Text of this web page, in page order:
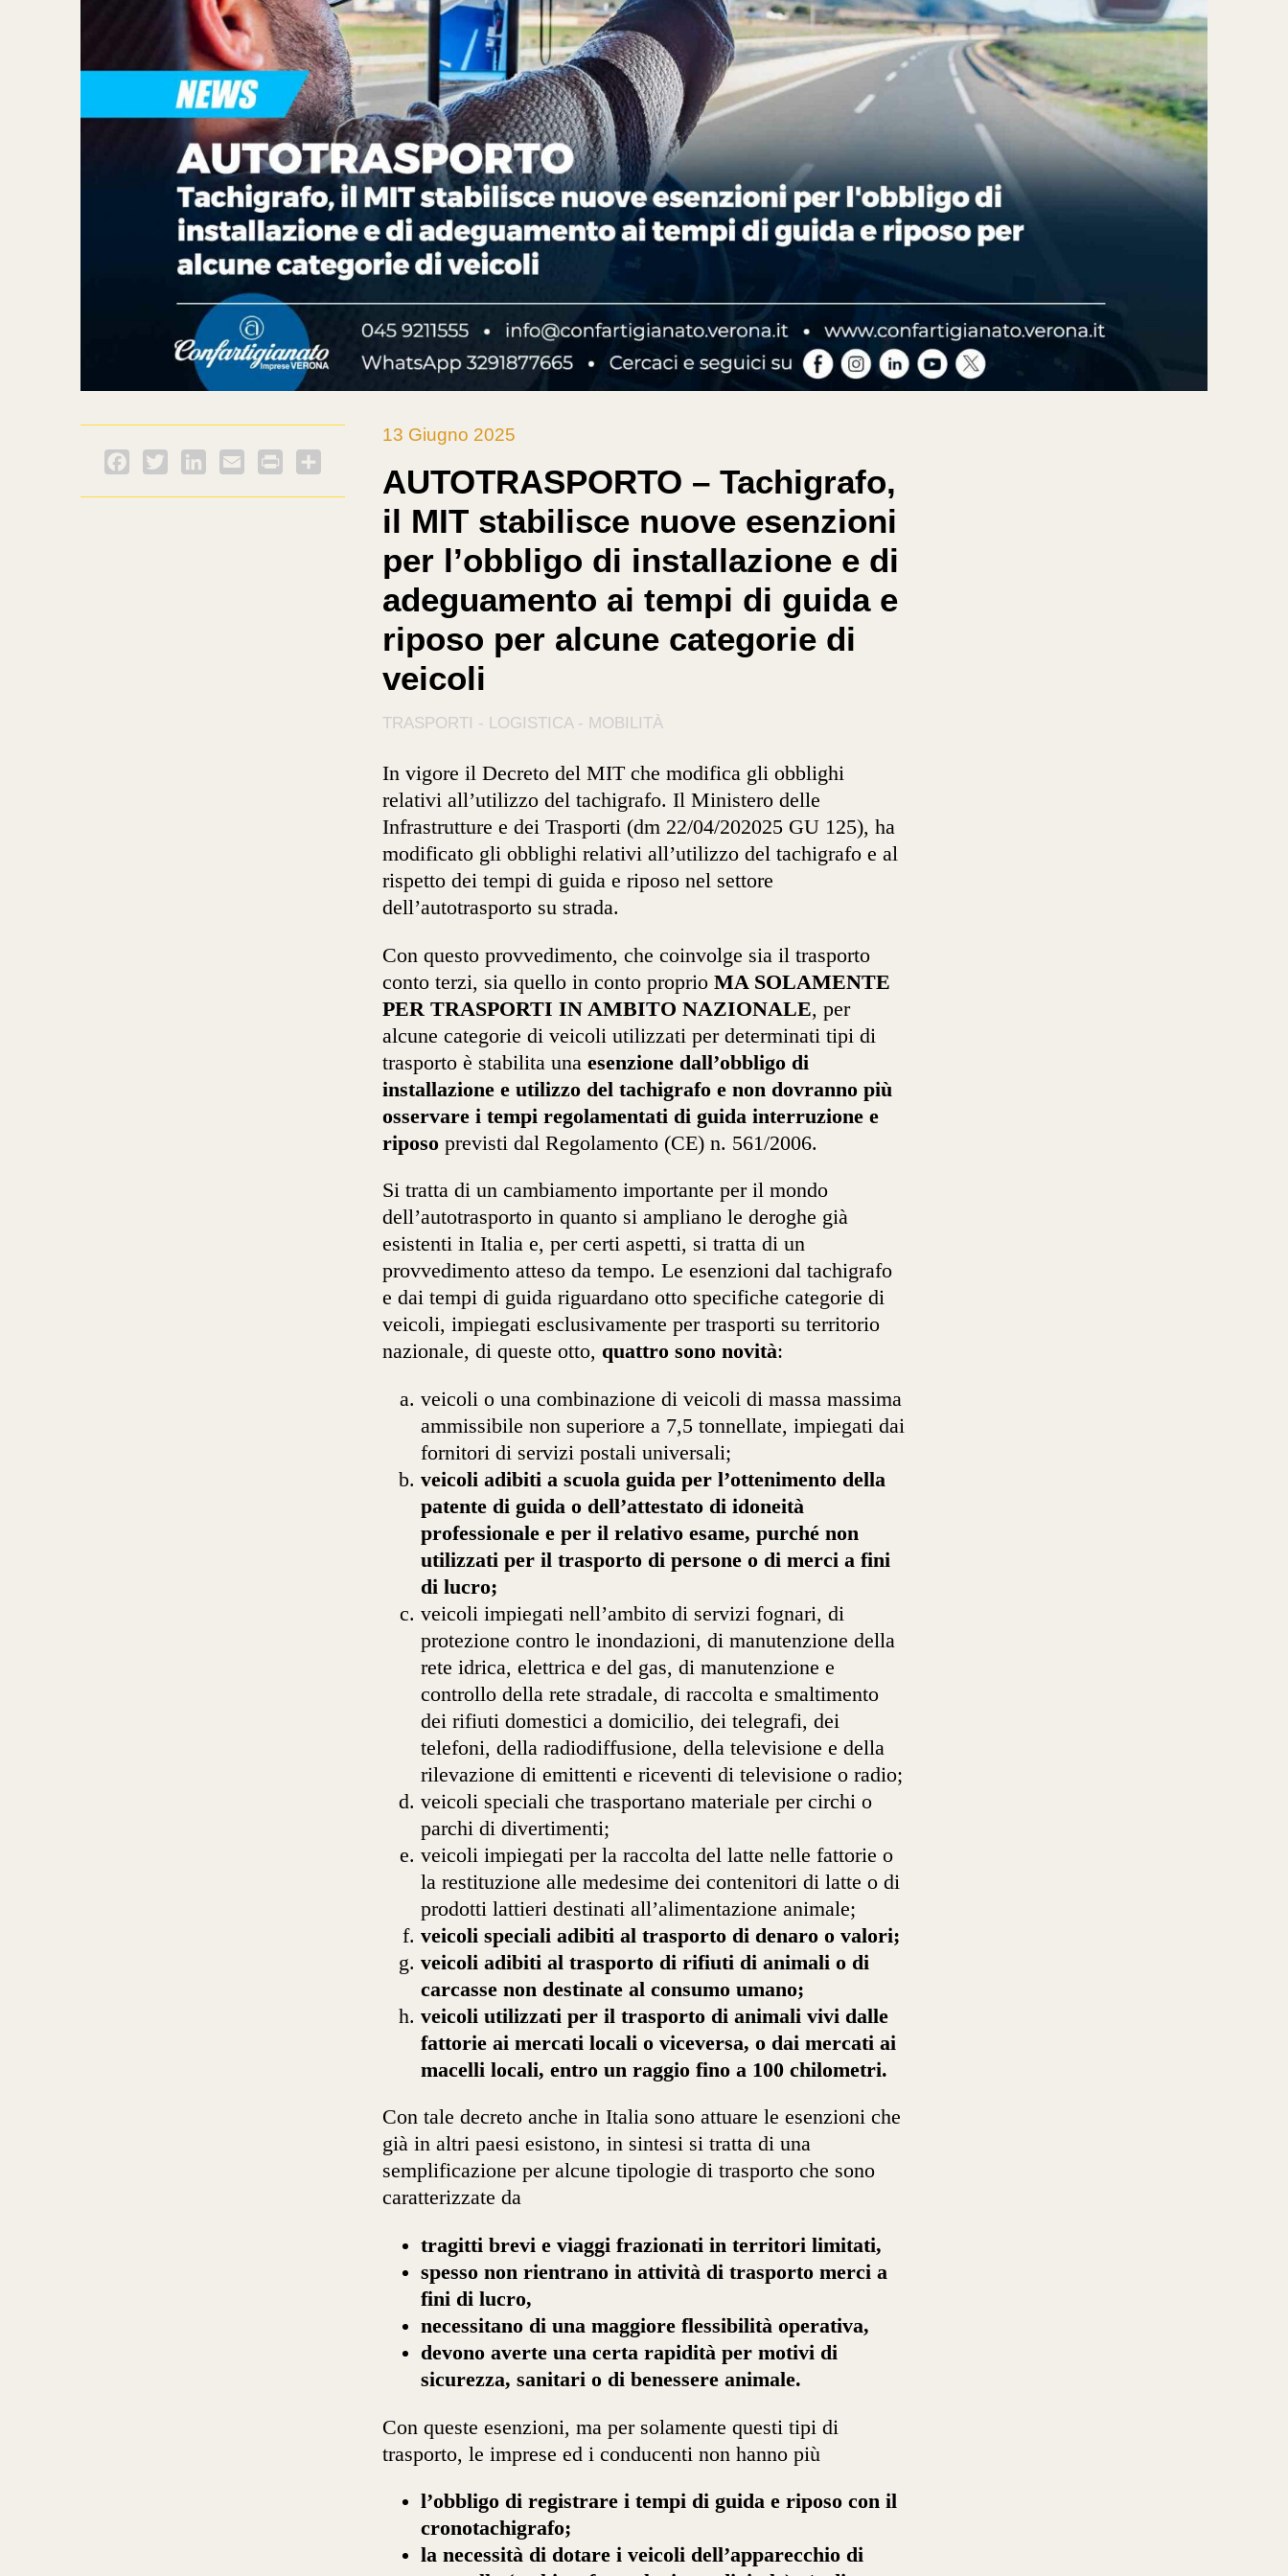
Facebook
Twitter LinkedInEmail PrintFriendly
13 Giugno 2025
AUTOTRASPORTO – Tachigrafo,
il MIT stabilisce nuove esenzioni
per l’obbligo di installazione e di
adeguamento ai tempi di guida e
riposo per alcune categorie di
veicoli
TRASPORTI - LOGISTICA - MOBILITÀ
In vigore il Decreto del MIT che modifica gli obblighi
relativi all’utilizzo del tachigrafo. Il Ministero delle
Infrastrutture e dei Trasporti (dm 22/04/202025 GU 125), ha
modificato gli obblighi relativi all’utilizzo del tachigrafo e al
rispetto dei tempi di guida e riposo nel settore
dell’autotrasporto su strada.
Con questo provvedimento, che coinvolge sia il trasporto
conto terzi, sia quello in conto proprio MA SOLAMENTE
PER TRASPORTI IN AMBITO NAZIONALE, per
alcune categorie di veicoli utilizzati per determinati tipi di
trasporto è stabilita una esenzione dall’obbligo di
installazione e utilizzo del tachigrafo e non dovranno più
osservare i tempi regolamentati di guida interruzione e
riposo previsti dal Regolamento (CE) n. 561/2006.
Si tratta di un cambiamento importante per il mondo
dell’autotrasporto in quanto si ampliano le deroghe già
esistenti in Italia e, per certi aspetti, si tratta di un
provvedimento atteso da tempo. Le esenzioni dal tachigrafo
e dai tempi di guida riguardano otto specifiche categorie di
veicoli, impiegati esclusivamente per trasporti su territorio
nazionale, di queste otto, quattro sono novità:
veicoli o una combinazione di veicoli di massa massima
ammissibile non superiore a 7,5 tonnellate, impiegati dai
fornitori di servizi postali universali;
veicoli adibiti a scuola guida per l’ottenimento della
patente di guida o dell’attestato di idoneità
professionale e per il relativo esame, purché non
utilizzati per il trasporto di persone o di merci a fini
di lucro;
veicoli impiegati nell’ambito di servizi fognari, di
protezione contro le inondazioni, di manutenzione della
rete idrica, elettrica e del gas, di manutenzione e
controllo della rete stradale, di raccolta e smaltimento
dei rifiuti domestici a domicilio, dei telegrafi, dei
telefoni, della radiodiffusione, della televisione e della
rilevazione di emittenti e riceventi di televisione o radio;
veicoli speciali che trasportano materiale per circhi o
parchi di divertimenti;
veicoli impiegati per la raccolta del latte nelle fattorie o
la restituzione alle medesime dei contenitori di latte o di
prodotti lattieri destinati all’alimentazione animale;
veicoli speciali adibiti al trasporto di denaro o valori;
veicoli adibiti al trasporto di rifiuti di animali o di
carcasse non destinate al consumo umano;
veicoli utilizzati per il trasporto di animali vivi dalle
fattorie ai mercati locali o viceversa, o dai mercati ai
macelli locali, entro un raggio fino a 100 chilometri.
Con tale decreto anche in Italia sono attuare le esenzioni che
già in altri paesi esistono, in sintesi si tratta di una
semplificazione per alcune tipologie di trasporto che sono
caratterizzate da
tragitti brevi e viaggi frazionati in territori limitati,
spesso non rientrano in attività di trasporto merci a
fini di lucro,
necessitano di una maggiore flessibilità operativa,
devono averte una certa rapidità per motivi di
sicurezza, sanitari o di benessere animale.
Con queste esenzioni, ma per solamente questi tipi di
trasporto, le imprese ed i conducenti non hanno più
l’obbligo di registrare i tempi di guida e riposo con il
cronotachigrafo;
la necessità di dotare i veicoli dell’apparecchio di